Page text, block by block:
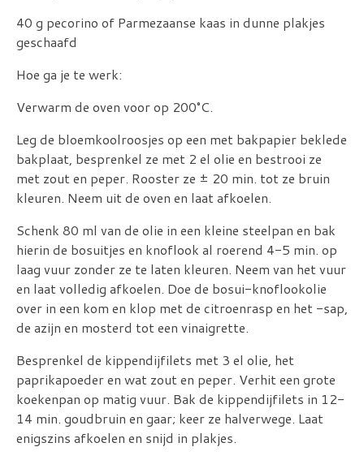
40 g pecorino of Parmezaanse kaas in dunne plakjes
geschaafd
Hoe ga je te werk:
Verwarm de oven voor op 200°C.
Leg de bloemkoolroosjes op een met bakpapier beklede
bakplaat, besprenkel ze met 2 el olie en bestrooi ze
met zout en peper. Rooster ze ± 20 min. tot ze bruin
kleuren. Neem uit de oven en laat afkoelen.
Schenk 80 ml van de olie in een kleine steelpan en bak
hierin de bosuitjes en knoflook al roerend 4-5 min. op
laag vuur zonder ze te laten kleuren. Neem van het vuur
en laat volledig afkoelen. Doe de bosui-knoflookolie
over in een kom en klop met de citroenrasp en het -sap,
de azijn en mosterd tot een vinaigrette.
Besprenkel de kippendijfilets met 3 el olie, het
paprikapoeder en wat zout en peper. Verhit een grote
koekenpan op matig vuur. Bak de kippendijfilets in 12-
14 min. goudbruin en gaar; keer ze halverwege. Laat
enigszins afkoelen en snijd in plakjes.